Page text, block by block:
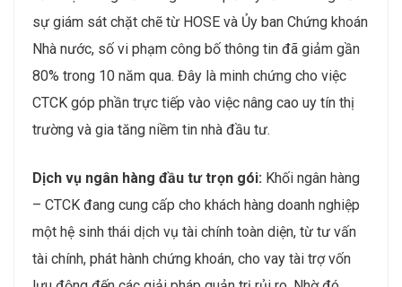
sự giám sát chặt chẽ từ HOSE và Ủy ban Chứng khoán
Nhà nước, số vi phạm công bố thông tin đã giảm gần
80% trong 10 năm qua. Đây là minh chứng cho việc
CTCK góp phần trực tiếp vào việc nâng cao uy tín thị
trường và gia tăng niềm tin nhà đầu tư.
Dịch vụ ngân hàng đầu tư trọn gói: Khối ngân hàng
– CTCK đang cung cấp cho khách hàng doanh nghiệp
một hệ sinh thái dịch vụ tài chính toàn diện, từ tư vấn
tài chính, phát hành chứng khoán, cho vay tài trợ vốn